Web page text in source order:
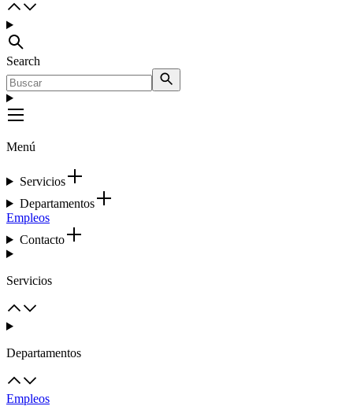
Search
Menú
Servicios
Departamentos
Empleos
Contacto
Servicios
Departamentos
Empleos